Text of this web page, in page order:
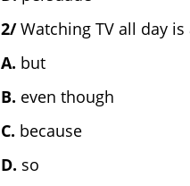
2/Watching TV all day is
A.
B. even
C.
D. so